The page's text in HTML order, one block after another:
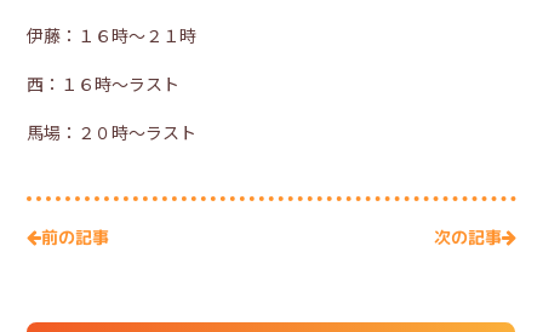
伊藤：１６時～２１時
西：１６時～ラスト
馬場：２０時～ラスト
前の記事 次の記事